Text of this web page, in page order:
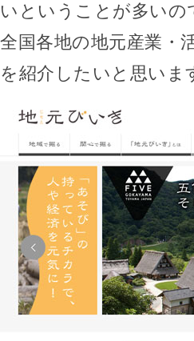
いということが多い
全国各地の地元産業・
を紹介したいと思いま